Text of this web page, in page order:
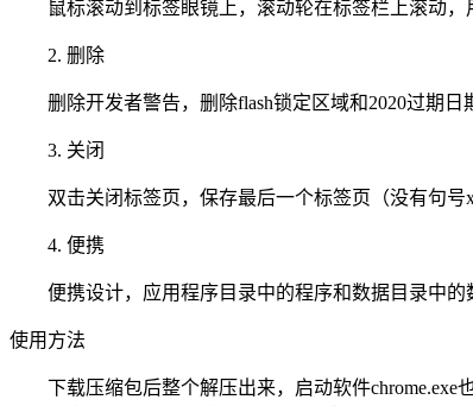
鼠标滚动到标签眼镜上，滚动轮在标签栏上滚动，
2. 删除
删除开发者警告，删除flash锁定区域和2020过期日
3. 关闭
双击关闭标签页，保存最后一个标签页（没有句号x
4. 便携
便携设计，应用程序目录中的程序和数据目录中的
使用方法
下载压缩包后整个解压出来，启动软件chrome.exe